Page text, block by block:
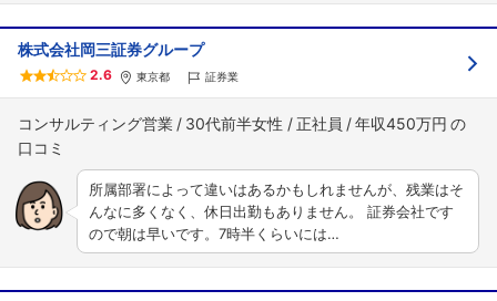
株式会社岡三証券グループ
2.6 東京都 証券業
コンサルティング営業 30代前半女性 正社員 年収450万円
所属部署によって違いはあるかもしれませんが、残業はそ
んなに多くなく、休日出勤もありません。 証券会社です
ので朝は早いです。7時半くらいには…